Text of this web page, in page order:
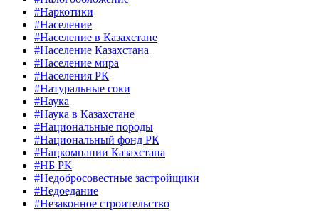
#Наркотики
#Население
#Население в Казахстане
#Население Казахстана
#Население мира
#Населения РК
#Натуральные соки
#Наука
#Наука в Казахстане
#Национальные породы
#Национальный фонд РК
#Нацкомпании Казахстана
#НБ РК
#Недобросовестные застройщики
#Недоедание
#Незаконное строительство